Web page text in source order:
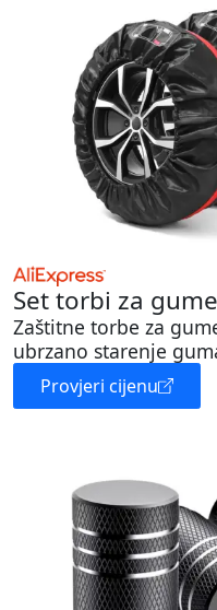
Set torbi za
Zaštitne torbe za
ubrzano starenje
Provjeri cijenu